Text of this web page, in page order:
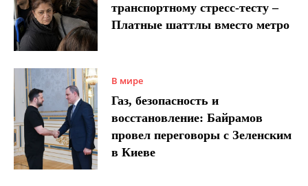
транспортному стресс-тесту –
Платные шаттлы вместо метро
В мире
Газ, безопасность и
восстановление: Байрамов
провел переговоры с Зеленским
в Киеве